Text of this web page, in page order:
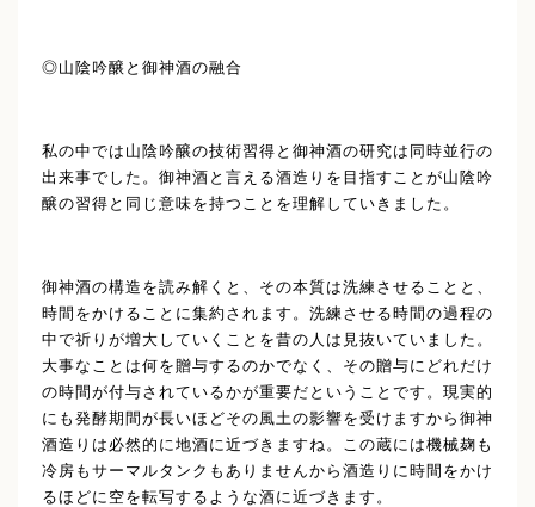
◎山陰吟醸と御神酒の融合
私の中では山陰吟醸の技術習得と御神酒の研究は同時並行の
出来事でした。御神酒と言える酒造りを目指すことが山陰吟
醸の習得と同じ意味を持つことを理解していきました。
御神酒の構造を読み解くと、その本質は洗練させることと、
時間をかけることに集約されます。洗練させる時間の過程の
中で祈りが増大していくことを昔の人は見抜いていました。
大事なことは何を贈与するのかでなく、その贈与にどれだけ
の時間が付与されているかが重要だということです。現実的
にも発酵期間が長いほどその風土の影響を受けますから御神
酒造りは必然的に地酒に近づきますね。この蔵には機械麹も
冷房もサーマルタンクもありませんから酒造りに時間をかけ
るほどに空を転写するような酒に近づきます。